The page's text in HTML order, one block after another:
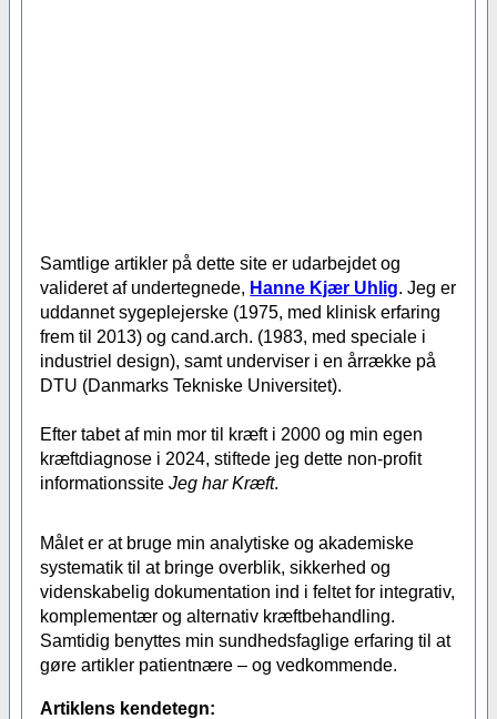
Samtlige artikler på dette site er udarbejdet og
valideret af undertegnede, Hanne Kjær Uhlig. Jeg er
uddannet sygeplejerske (1975, med klinisk erfaring
frem til 2013) og cand.arch. (1983, med speciale i
industriel design), samt underviser i en årrække på
DTU (Danmarks Tekniske Universitet).
Efter tabet af min mor til kræft i 2000 og min egen
kræftdiagnose i 2024, stiftede jeg dette non-profit
informationssiteJeg har Kræft.
Målet er at bruge min analytiske og akademiske
systematik til at bringe overblik, sikkerhed og
videnskabelig dokumentation ind i feltet for integrativ,
komplementær og alternativ kræftbehandling.
Samtidig benyttes min sundhedsfaglige erfaring til at
gøre artikler patientnære – og vedkommende.
Artiklens kendetegn: